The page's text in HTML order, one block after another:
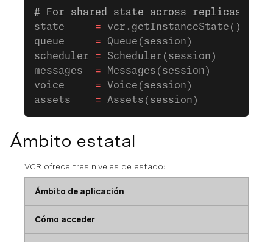
# For shared state across replicas,
state = vcr.getInstanceState()
queue = Queue(session)
scheduler = Scheduler(session)
messages = Messages(session)
voice = Voice(session)
assets = Assets(session)
Ámbito estatal
VCR ofrece tres niveles de estado:
Ámbito de aplicación
Cómo acceder